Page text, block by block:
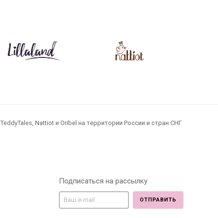
Nattiot и Oribel на территории России и стран СНГ
Подписаться на рассылку
ОТПРАВИТЬ